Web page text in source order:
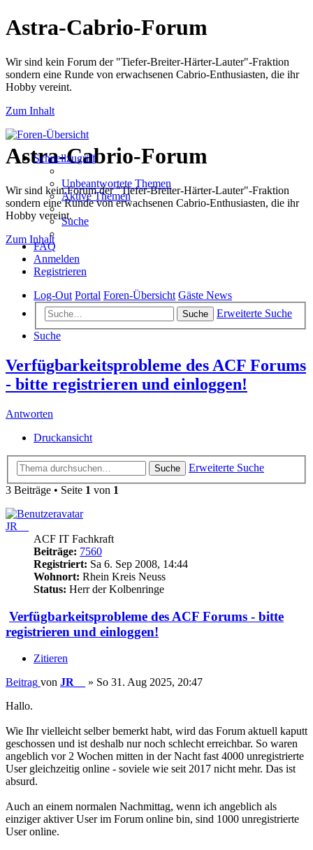
Astra-Cabrio-Forum
Wir sind kein Forum der "Tiefer-Breiter-Härter-Lauter"-Fraktion
sondern eine Runde von erwachsenen Cabrio-Enthusiasten, die ihr
Hobby vereint.
Zum Inhalt
Astra-Cabrio-Forum
Wir sind kein Forum der "Tiefer-Breiter-Härter-Lauter"-Fraktion
sondern eine Runde von erwachsenen Cabrio-Enthusiasten, die ihr
Hobby vereint.
Zum Inhalt
Schnellzugriff
Unbeantwortete Themen
Aktive Themen
Suche
FAQ
Anmelden
Registrieren
Log-Out Portal Foren-Übersicht Gäste News
Suche
Erweiterte Suche
Suche
Verfügbarkeitsprobleme des ACF Forums
- bitte registrieren und einloggen!
Antworten
Druckansicht
Suche
Erweiterte Suche
3 Beiträge • Seite 1 von 1
JR__
ACF IT Fachkraft
Beiträge: 7560
Registriert: Sa 6. Sep 2008, 14:44
Wohnort: Rhein Kreis Neuss
Status: Herr der Kolbenringe
Verfügbarkeitsprobleme des ACF Forums - bitte
registrieren und einloggen!
Zitieren
Beitrag von JR__ » So 31. Aug 2025, 20:47
Hallo.
Wie Ihr vielleicht selber bemerkt habt, wird das Forum aktuell kaputt
geschossen und ist deshalb nur noch schlecht erreichbar. So waren
angeblich vor 2 Wochen mitten in der Nacht fast 4000 unregistrierte
User gleichzeitig online - soviele wie seit 2017 nicht mehr. Das ist
absurd.
Auch an einem normalen Nachmittag, wenn ich angeblich als
einziger aktiver User im Forum online bin, sind 1000 unregistrierte
User online.